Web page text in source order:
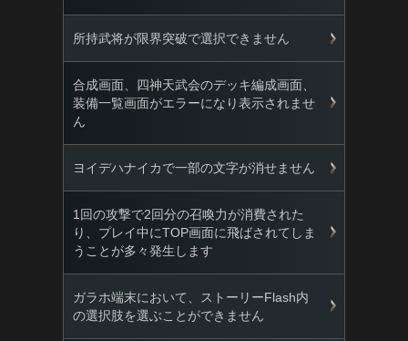
所持武将が限界突破で選択できません
合成画面、四神天武会のデッキ編成画面、
装備一覧画面がエラーになり表示されませ
ん
ヨイデハナイカで一部の文字が消せません
1回の攻撃で2回分の召喚力が消費された
り、プレイ中にTOP画面に飛ばされてしま
うことが多々発生します
ガラホ端末において、ストーリーFlash内
の選択肢を選ぶことができません